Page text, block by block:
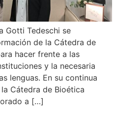
Gotti Tedeschi se
de la Cátedra de
hacer frente a las
y la necesaria
lenguas. En su continua
Cátedra de Bioética
a […]